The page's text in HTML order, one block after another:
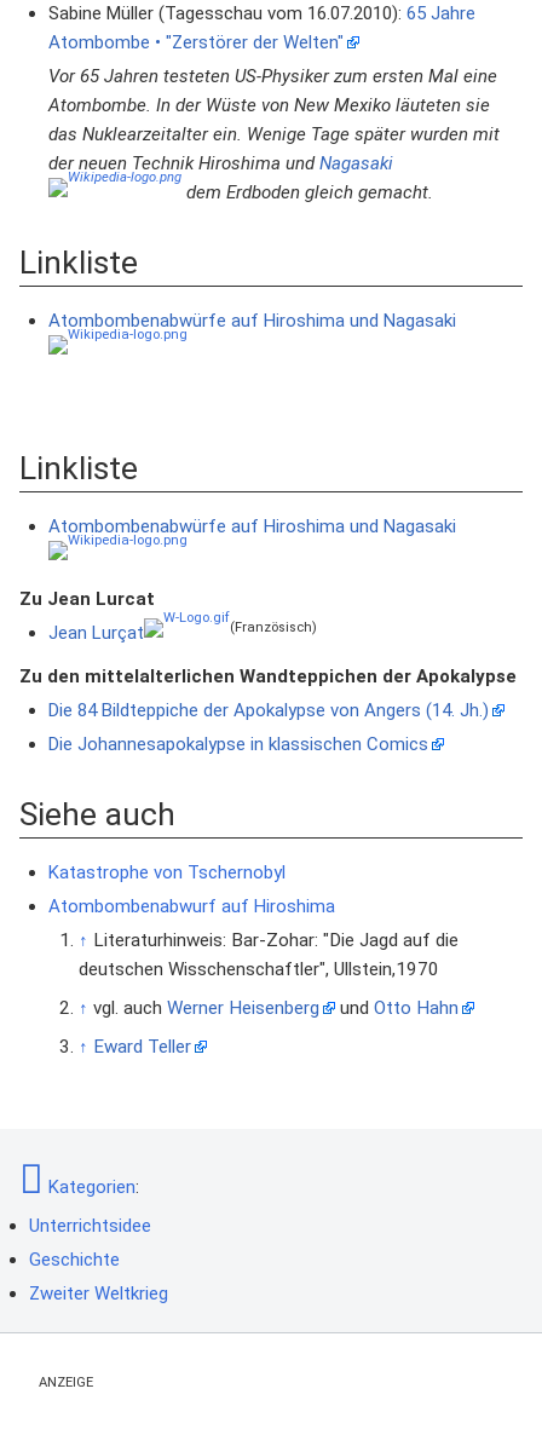
Sabine Müller (Tagesschau vom 16.07.2010): 65 Jahre
Atombombe • "Zerstörer der Welten"
Vor 65 Jahren testeten US-Physiker zum ersten Mal eine
Atombombe. In der Wüste von New Mexiko läuteten sie
das Nuklearzeitalter ein. Wenige Tage später wurden mit
der neuen Technik Hiroshima undNagasaki
dem Erdboden gleich gemacht.
Linkliste
Atombombenabwürfe auf Hiroshima und Nagasaki
Linkliste
Atombombenabwürfe auf Hiroshima und Nagasaki
Zu Jean Lurcat
Jean Lurçat
(Französisch)
Zu den mittelalterlichen Wandteppichen der Apokalypse
Die 84 Bildteppiche der Apokalypse von Angers (14. Jh.)
Die Johannesapokalypse in klassischen Comics
Siehe auch
Katastrophe von Tschernobyl
Atombombenabwurf auf Hiroshima
↑ Literaturhinweis: Bar-Zohar: "Die Jagd auf die
deutschen Wisschenschaftler", Ullstein,1970
↑ vgl. auch Werner Heisenberg und Otto Hahn
↑ Eward Teller
Kategorien:
Unterrichtsidee
Geschichte
Zweiter Weltkrieg
ANZEIGE